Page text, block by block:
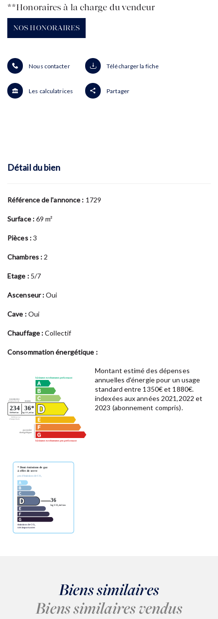
Détail du bien
Référence de l'annonce : 1729
Surface :69 m²
Pièces :3
Chambres : 2
Etage : 5/7
Ascenseur :Oui
Cave :Oui
Chauffage :Collectif
Consommation énergétique :
Montant estimé des dépenses
annuelles d'énergie pour un usage
standard entre 1350€ et 1880€.
indexées aux années 2021,2022 et
2023 (abonnement compris).
**Honoraires à la charge du vendeur
NOS HONORAIRES
Nous contacter
Les calculatrices
Télécharger la fiche
Partager
Biens similaires
Biens similaires vendus